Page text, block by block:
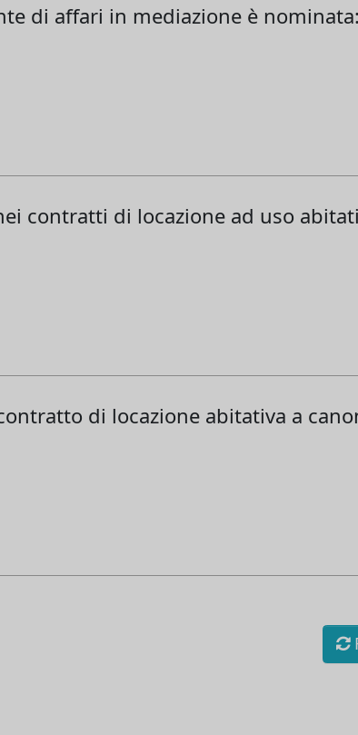
di affari in mediazione è
contratti di locazione ad uso
di locazione abitativa a